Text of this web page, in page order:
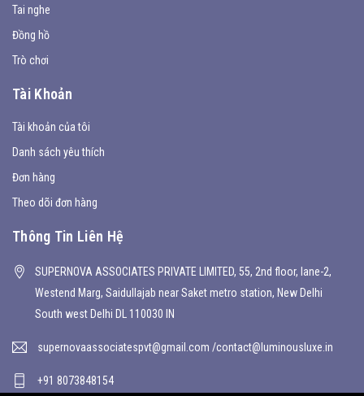
Tai nghe
Đồng hồ
Trò chơi
Tài Khoản
Tài khoản của tôi
Danh sách yêu thích
Đơn hàng
Theo dõi đơn hàng
Thông Tin Liên Hệ
SUPERNOVA ASSOCIATES PRIVATE LIMITED, 55, 2nd floor, lane-2,
Westend Marg, Saidullajab near Saket metro station, New Delhi
South west Delhi DL 110030 IN
supernovaassociatespvt@gmail.com /contact@luminousluxe.in
+91 8073848154